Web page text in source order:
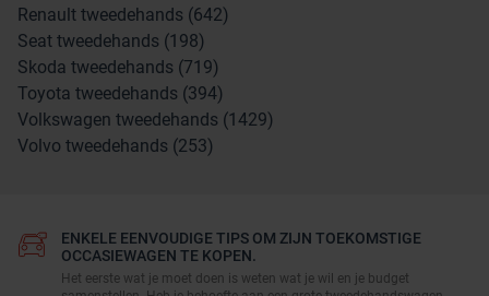
Renault tweedehands (642)
Seat tweedehands (198)
Skoda tweedehands (719)
Toyota tweedehands (394)
Volkswagen tweedehands (1429)
Volvo tweedehands (253)
ENKELE EENVOUDIGE TIPS OM ZIJN TOEKOMSTIGE
OCCASIEWAGEN TE KOPEN.
Het eerste wat je moet doen is weten wat je wil en je budget